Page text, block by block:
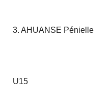
3. AHUANSE Pénielle
U15